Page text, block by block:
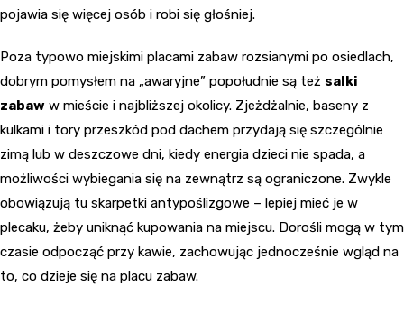
pojawia się więcej osób i robi się głośniej.
Poza typowo miejskimi placami zabaw rozsianymi po osiedlach,
dobrym pomysłem na „awaryjne” popołudnie są też salki
zabaw w mieście i najbliższej okolicy. Zjeżdżalnie, baseny z
kulkami i tory przeszkód pod dachem przydają się szczególnie
zimą lub w deszczowe dni, kiedy energia dzieci nie spada, a
możliwości wybiegania się na zewnątrz są ograniczone. Zwykle
obowiązują tu skarpetki antypoślizgowe – lepiej mieć je w
plecaku, żeby uniknąć kupowania na miejscu. Dorośli mogą w tym
czasie odpocząć przy kawie, zachowując jednocześnie wgląd na
to, co dzieje się na placu zabaw.